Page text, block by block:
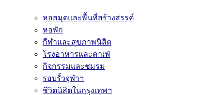
หอสมุดและพื้นที่สร้างสรรค์
หอพัก
กีฬาและสุขภาพนิสิต
โรงอาหารและคาเฟ่
กิจกรรมและชมรม
รอบรั้วจุฬาฯ
ชีวิตนิสิตในกรุงเทพฯ